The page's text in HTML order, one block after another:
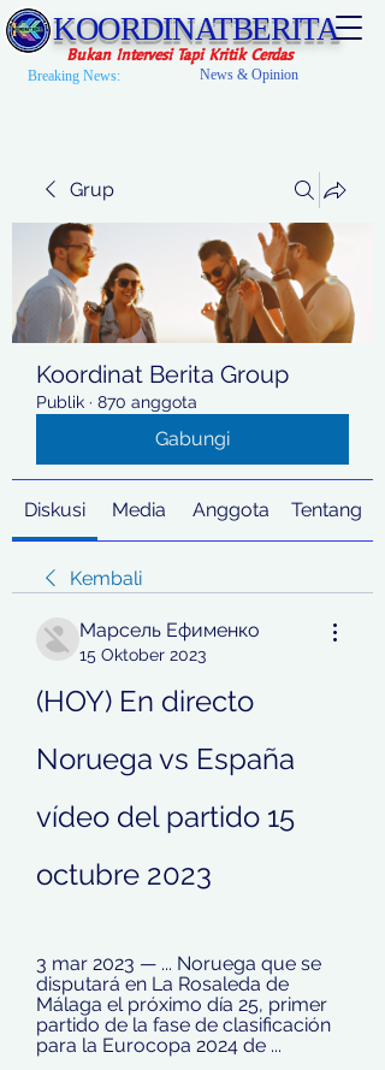
KOORDINATBERITA
Bukan Intervesi Tapi Kritik Cerdas
Breaking News: News & Opinion
Grup
Koordinat Berita Group
Publik · 870 anggota
Gabungi
Diskusi Media Anggota Tentang
Kembali
Марсель Ефименко
15 Oktober 2023
(HOY) En directo
Noruega vs España
vídeo del partido 15
octubre 2023
3 mar 2023 — ... Noruega que se
disputará en La Rosaleda de
Málaga el próximo día 25, primer
partido de la fase de clasificación
para la Eurocopa 2024 de ...